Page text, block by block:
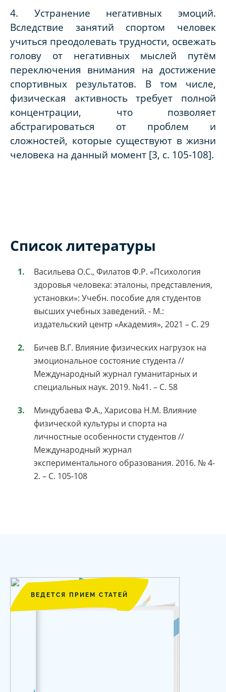
4. Устранение негативных эмоций.
Вследствие занятий спортом человек
учиться преодолевать трудности, освежать
голову от негативных мыслей путём
переключения внимания на достижение
спортивных результатов. В том числе,
физическая активность требует полной
концентрации, что позволяет
абстрагироваться от проблем и
сложностей, которые существуют в жизни
человека на данный момент [3, с. 105-108].
Список литературы
Васильева О.С., Филатов Ф.Р. «Психология
здоровья человека: эталоны, представления,
установки»: Учебн. пособие для студентов
высших учебных заведений. - М.:
издательский центр «Академия», 2021 – С. 29
Бичев В.Г. Влияние физических нагрузок на
эмоциональное состояние студента //
Международный журнал гуманитарных и
специальных наук. 2019. №41. – С. 58
Миндубаева Ф.А., Харисова Н.М. Влияние
физической культуры и спорта на
личностные особенности студентов //
Международный журнал
экспериментального образования. 2016. № 4-
2. – С. 105-108
ВЕДЕТСЯ ПРИЕМ СТАТЕЙ